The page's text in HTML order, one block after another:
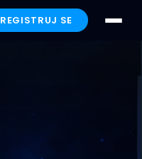
REGISTRUJ SE